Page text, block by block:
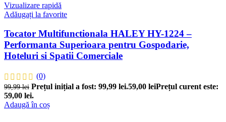
Vizualizare rapidă
Adăugați la favorite
Tocator Multifunctionala HALEY HY-1224 –
Performanta Superioara pentru Gospodarie,
Hoteluri si Spatii Comerciale
(0)
99,99lei Prețul inițial a fost: 99,99 lei.59,00 leiPrețul curent este:
59,00 lei.
Adaugă în coș